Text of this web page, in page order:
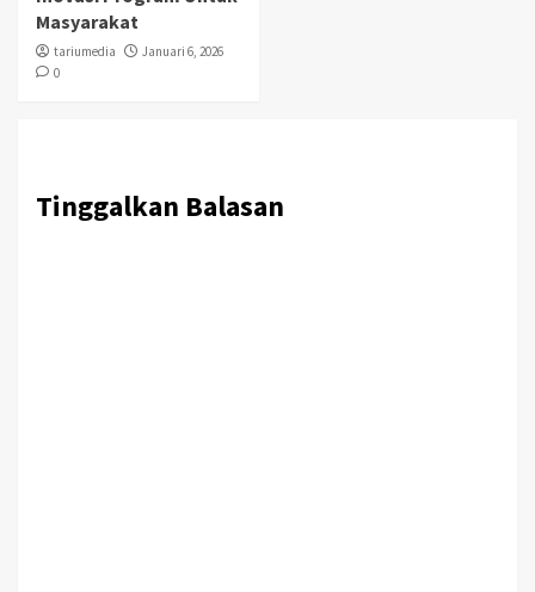
Masyarakat
tariumedia
Januari 6, 2026
0
Tinggalkan Balasan